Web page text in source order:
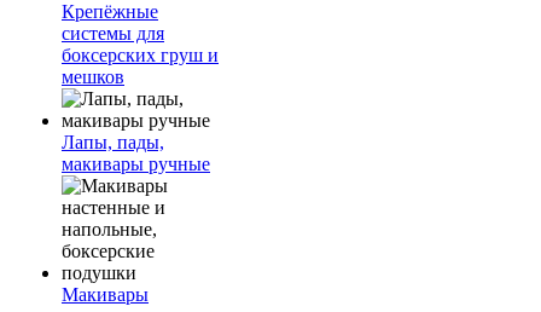
Крепёжные
системы для
боксерских груш и
мешков
Лапы, пады,
макивары ручные
Макивары